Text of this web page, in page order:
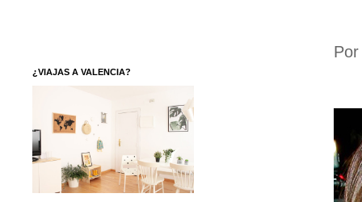
¿VIAJAS A VALENCIA?